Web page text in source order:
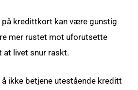
kredittkort kan være gunstig
mer rustet mot uforutsette
at livet snur raskt.
å ikke betjene utestående kreditt